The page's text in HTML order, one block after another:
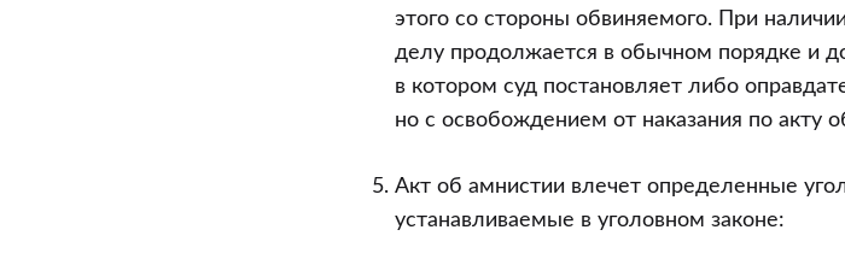
этого со стороны обвиняемого. При
делу продолжается в обычном порядке и
в котором суд постановляет либо
но с освобождением от наказания по акту
Акт об амнистии влечет определенные
устанавливаемые в уголовном законе: